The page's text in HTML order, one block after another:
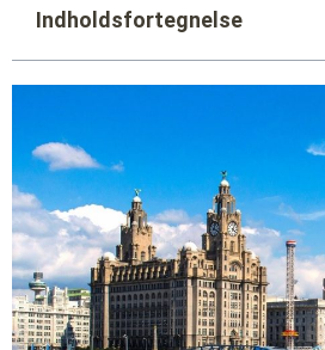
Indholdsfortegnelse